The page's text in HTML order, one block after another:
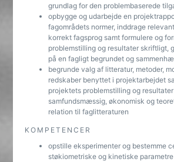
grundlag for den problembaserede
opbygge og udarbejde en
fagområdets normer, inddrage
korrekt fagsprog samt formulere og
problemstilling og resultater skriftligt,
på en fagligt begrundet og
begrunde valg af litteratur, metoder,
redskaber benyttet i projektarbejdet
projektets problemstilling og
samfundsmæssig, økonomisk og
relation til faglitteraturen
KOMPETENCER
opstille eksperimenter og bestemme
støkiometriske og kinetiske